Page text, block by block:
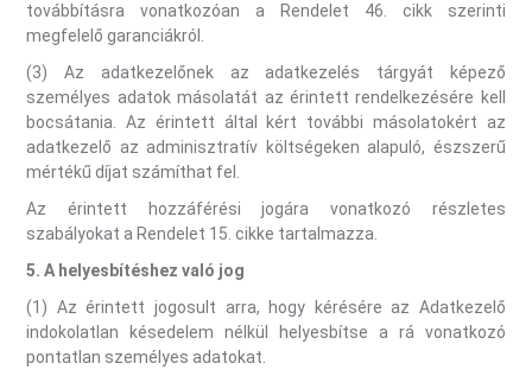
továbbításra vonatkozóan a Rendelet 46. cikk szerinti
megfelelő garanciákról.
(3) Az adatkezelőnek az adatkezelés tárgyát képező
személyes adatok másolatát az érintett rendelkezésére kell
bocsátania. Az érintett által kért további másolatokért az
adatkezelő az adminisztratív költségeken alapuló, észszerű
mértékű díjat számíthat fel.
Az érintett hozzáférési jogára vonatkozó részletes
szabályokat a Rendelet 15. cikke tartalmazza.
5.A helyesbítéshez való jog
(1) Az érintett jogosult arra, hogy kérésére az Adatkezelő
indokolatlan késedelem nélkül helyesbítse a rá vonatkozó
pontatlan személyes adatokat.